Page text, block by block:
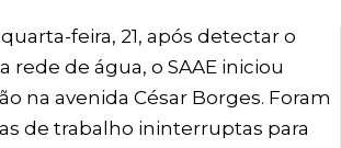
feira, 21, após detectar o
de água, o SAAE iniciou
na avenida César Borges. Foram
de trabalho ininterruptas para